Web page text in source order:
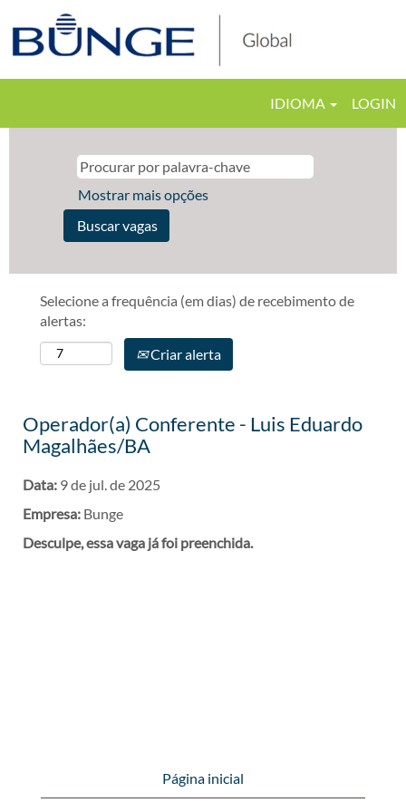
IDIOMA LOGIN
Mostrar mais opções
Selecione a frequência (em dias) de recebimento de
alertas:
Criar alerta
Operador(a) Conferente - Luis Eduardo
Magalhães/BA
Data: 9 de jul. de 2025
Empresa: Bunge
Desculpe, essa vaga já foi preenchida.
Página inicial